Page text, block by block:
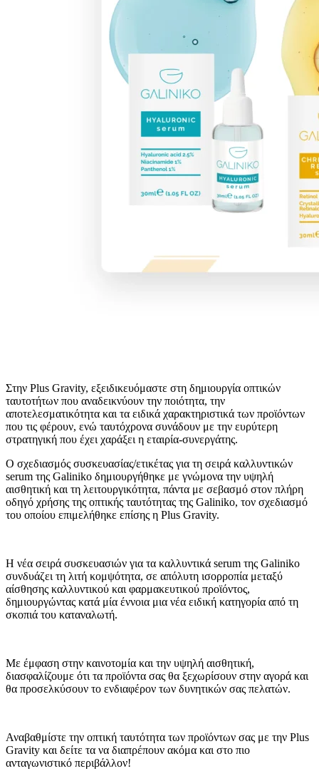
Στην Plus Gravity, εξειδικευόμαστε στη δημιουργία οπτικών
ταυτοτήτων που αναδεικνύουν την ποιότητα, την
αποτελεσματικότητα και τα ειδικά χαρακτηριστικά των προϊόντων
που τις φέρουν, ενώ ταυτόχρονα συνάδουν με την ευρύτερη
στρατηγική που έχει χαράξει η εταιρία-συνεργάτης.
Ο σχεδιασμός συσκευασίας/ετικέτας για τη σειρά καλλυντικών
serum της Galiniko δημιουργήθηκε με γνώμονα την υψηλή
αισθητική και τη λειτουργικότητα, πάντα με σεβασμό στον πλήρη
οδηγό χρήσης της οπτικής ταυτότητας της Galiniko, τον σχεδιασμό
του οποίου επιμελήθηκε επίσης η Plus Gravity.
Η νέα σειρά συσκευασιών για τα καλλυντικά serum της Galiniko
συνδυάζει τη λιτή κομψότητα, σε απόλυτη ισορροπία μεταξύ
αίσθησης καλλυντικού και φαρμακευτικού προϊόντος,
δημιουργώντας κατά μία έννοια μια νέα ειδική κατηγορία από τη
σκοπιά του καταναλωτή.
Με έμφαση στην καινοτομία και την υψηλή αισθητική,
διασφαλίζουμε ότι τα προϊόντα σας θα ξεχωρίσουν στην αγορά και
θα προσελκύσουν το ενδιαφέρον των δυνητικών σας πελατών.
Αναβαθμίστε την οπτική ταυτότητα των προϊόντων σας με την Plus
Gravity και δείτε τα να διαπρέπουν ακόμα και στο πιο
ανταγωνιστικό περιβάλλον!